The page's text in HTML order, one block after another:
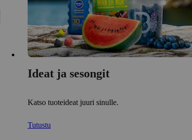
Ideat ja sesongit
Katso tuoteideat juuri sinulle.
Tutustu